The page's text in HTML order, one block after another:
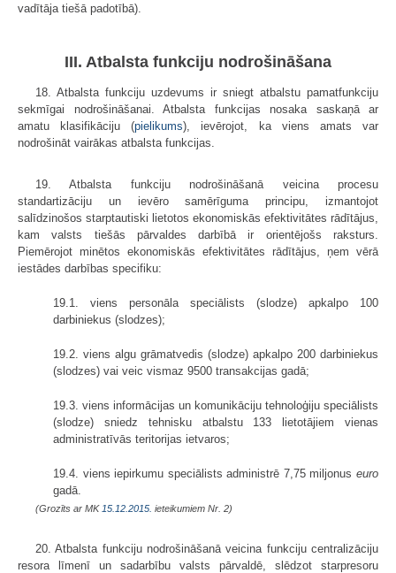
vadītāja tiešā padotībā).
III. Atbalsta funkciju nodrošināšana
18. Atbalsta funkciju uzdevums ir sniegt atbalstu pamatfunkciju
sekmīgai nodrošināšanai. Atbalsta funkcijas nosaka saskaņā ar
amatu klasifikāciju (pielikums), ievērojot, ka viens amats var
nodrošināt vairākas atbalsta funkcijas.
19. Atbalsta funkciju nodrošināšanā veicina procesu
standartizāciju un ievēro samērīguma principu, izmantojot
salīdzinošos starptautiski lietotos ekonomiskās efektivitātes rādītājus,
kam valsts tiešās pārvaldes darbībā ir orientējošs raksturs.
Piemērojot minētos ekonomiskās efektivitātes rādītājus, ņem vērā
iestādes darbības specifiku:
19.1. viens personāla speciālists (slodze) apkalpo 100
darbiniekus (slodzes);
19.2. viens algu grāmatvedis (slodze) apkalpo 200 darbiniekus
(slodzes) vai veic vismaz 9500 transakcijas gadā;
19.3. viens informācijas un komunikāciju tehnoloģiju speciālists
(slodze) sniedz tehnisku atbalstu 133 lietotājiem vienas
administratīvās teritorijas ietvaros;
19.4. viens iepirkumu speciālists administrē 7,75 miljonus euro
gadā.
(Grozīts ar MK 15.12.2015. ieteikumiem Nr. 2)
20. Atbalsta funkciju nodrošināšanā veicina funkciju centralizāciju
resora līmenī un sadarbību valsts pārvaldē, slēdzot starpresoru